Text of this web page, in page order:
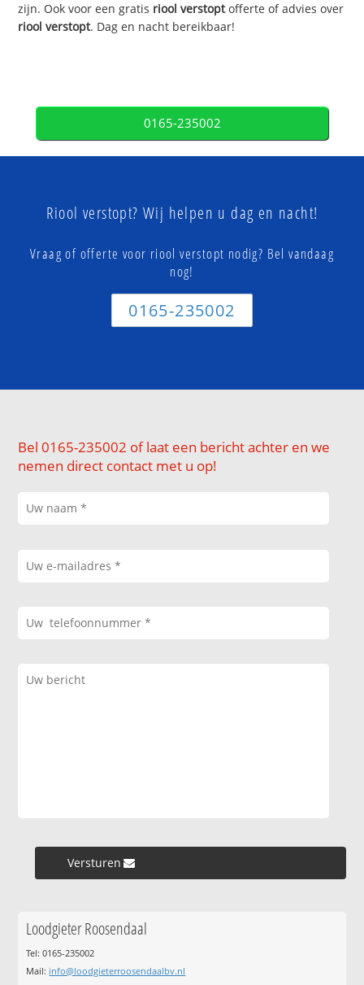
zijn. Ook voor een gratis riool verstoptofferte of advies over
riool verstopt. Dag en nacht bereikbaar!
0165-235002
Riool verstopt? Wij helpen u dag en nacht!
Vraag of offerte voor riool verstopt nodig? Bel vandaag
nog!
0165-235002
Bel 0165-235002 of laat een bericht achter en we
nemen direct contact met u op!
Versturen »
Loodgieter Roosendaal
Tel: 0165-235002
Mail: info@loodgieterroosendaalbv.nl